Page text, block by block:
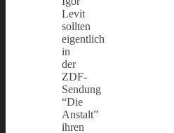
Levit
sollten
eigentlich
in
der
ZDF-
Sendung
“Die
Anstalt”
ihren